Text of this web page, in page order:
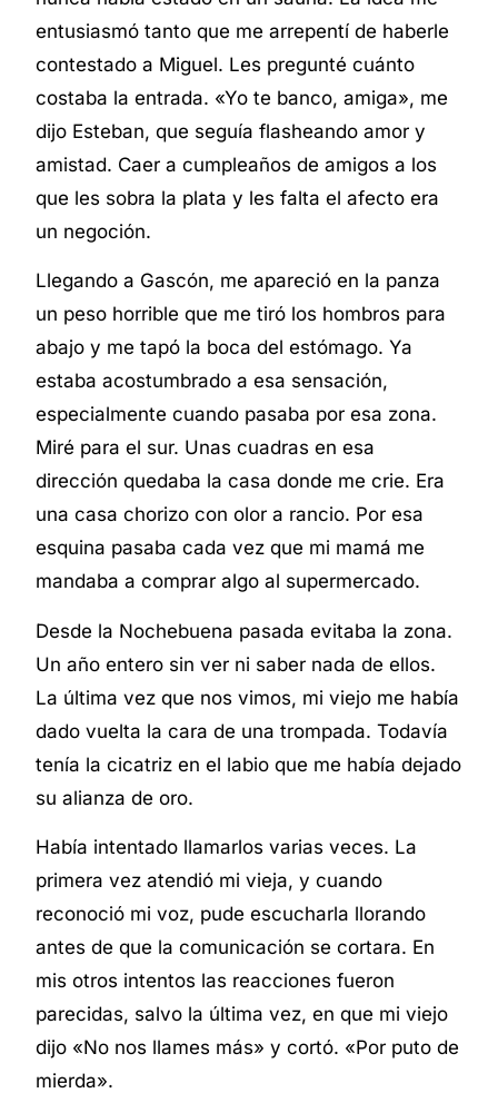
entusiasmó tanto que me arrepentí de haberle
contestado a Miguel. Les pregunté cuánto
costaba la entrada. «Yo te banco, amiga», me
dijo Esteban, que seguía flasheando amor y
amistad. Caer a cumpleaños de amigos a los
que les sobra la plata y les falta el afecto era
un negoción.
Llegando a Gascón, me apareció en la panza
un peso horrible que me tiró los hombros para
abajo y me tapó la boca del estómago. Ya
estaba acostumbrado a esa sensación,
especialmente cuando pasaba por esa zona.
Miré para el sur. Unas cuadras en esa
dirección quedaba la casa donde me crie. Era
una casa chorizo con olor a rancio. Por esa
esquina pasaba cada vez que mi mamá me
mandaba a comprar algo al supermercado.
Desde la Nochebuena pasada evitaba la zona.
Un año entero sin ver ni saber nada de ellos.
La última vez que nos vimos, mi viejo me había
dado vuelta la cara de una trompada. Todavía
tenía la cicatriz en el labio que me había dejado
su alianza de oro.
Había intentado llamarlos varias veces. La
primera vez atendió mi vieja, y cuando
reconoció mi voz, pude escucharla llorando
antes de que la comunicación se cortara. En
mis otros intentos las reacciones fueron
parecidas, salvo la última vez, en que mi viejo
dijo «No nos llames más» y cortó. «Por puto de
mierda».